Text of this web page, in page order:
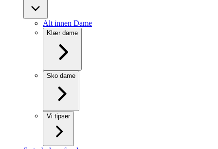
Alt innen Dame
Klær dame
Sko dame
Vi tipser